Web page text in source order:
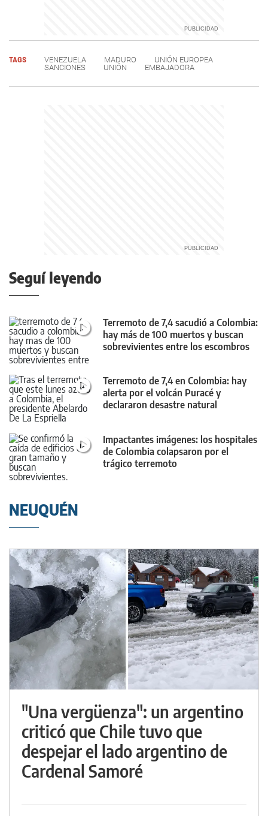
TAGS VENEZUELA MADURO
UNIÓN EUROPEA
SANCIONES
UNIÓN EMBAJADORA
Seguí leyendo
Terremoto de 7,4 sacudió a Colombia:
hay más de 100 muertos y buscan
sobrevivientes entre los escombros
Terremoto de 7,4 en Colombia: hay
alerta por el volcán Puracé y
declararon desastre natural
Impactantes imágenes: los hospitales
de Colombia colapsaron por el
trágico terremoto
NEUQUÉN
"Una vergüenza": un argentino
criticó que Chile tuvo que
despejar el lado argentino de
Cardenal Samoré